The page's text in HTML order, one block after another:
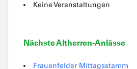
Keine Veranstaltungen
Nächste Altherren-Anlässe
Frauenfelder Mittagsstamm